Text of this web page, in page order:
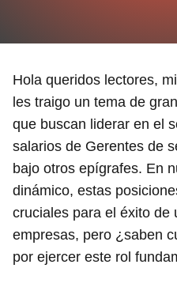
Hola queridos lectores,
les traigo un tema de
que buscan liderar en el
salarios de Gerentes de
bajo otros epígrafes. En
dinámico, estas
cruciales para el éxito de
empresas, pero ¿saben
por ejercer este rol